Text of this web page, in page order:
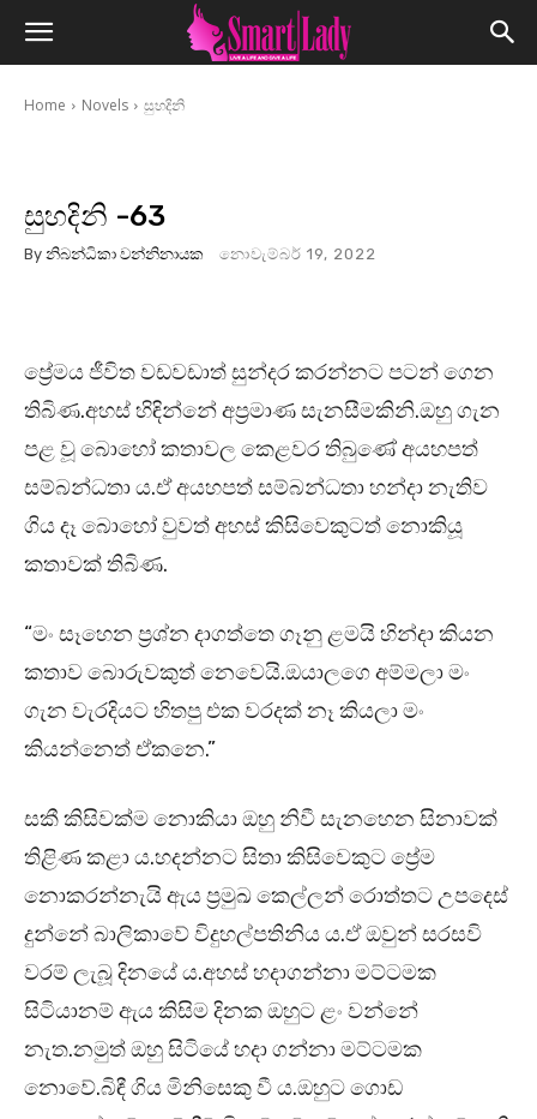
Home Novels සුහදිනි
සුහදිනි -63
By නිබන්ධිකා වන්නිනායක නොවැම්බර් 19, 2022
ප්‍රේමය ජීවිත වඩවඩාත් සුන්දර කරන්නට පටන් ගෙන
තිබිණ.අහස් හිඳින්නේ අප්‍රමාණ සැනසීමකිනි.ඔහු ගැන
පළ වූ බොහෝ කතාවල කෙළවර තිබුණේ අයහපත්
සම්බන්ධතා ය.ඒ අයහපත් සම්බන්ධතා හන්දා නැතිව
ගිය දෑ බොහෝ වුවත් අහස් කිසිවෙකුටත් නොකියූ
කතාවක් තිබිණ.
“මං සෑහෙන ප්‍රශ්න දාගත්තෙ ගෑනු ළමයි හින්දා කියන
කතාව බොරුවකුත් නෙවෙයි.ඔයාලගෙ අම්මලා මං
ගැන වැරදියට හිතපු එක වරදක් නෑ කියලා මං
කියන්නෙත් ඒකනෙ.”
සකී කිසිවක්ම නොකියා ඔහු නිවී සැනහෙන සිනාවක්
තිළිණ කළා ය.හදන්නට සිතා කිසිවෙකුට ප්‍රේම
නොකරන්නැයි ඇය ප්‍රමුඛ කෙල්ලන් රොත්තට උපදෙස්
දුන්නේ බාලිකාවේ විදුහල්පතිනිය ය.ඒ ඔවුන් සරසවි
වරම් ලැබූ දිනයේ ය.අහස් හදාගන්නා මට්ටමක
සිටියානම් ඇය කිසිම දිනක ඔහුට ළං වන්නේ
නැත.නමුත් ඔහු සිටියේ හදා ගන්නා මට්ටමක
නොවේ.බිඳී ගිය මිනිසෙකු වී ය.ඔහුට ගොඩ